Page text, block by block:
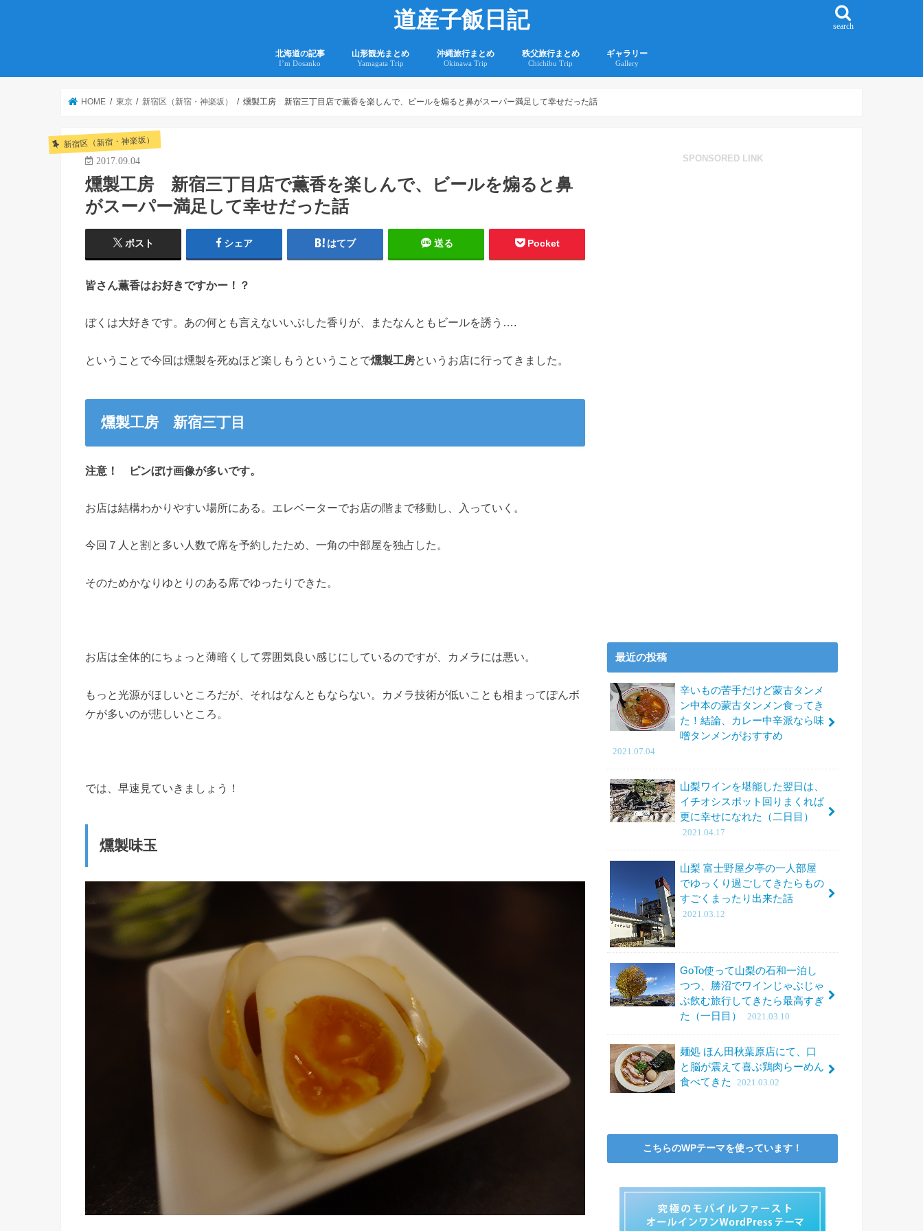
道産子飯日記 search
北海道の記事
I’m Dosanko
山形観光まとめ
Yamagata Trip
沖縄旅行まとめ
Okinawa Trip
秩父旅行まとめ
Chichibu Trip
ギャラリー
Gallery
HOME 東京 新宿区（新宿・神楽坂） 燻製工房 新宿三丁目店で薫香を楽しんで、ビールを煽ると鼻がスーパー満足して幸せだった話
新宿区（新宿・神楽坂）
2017.09.04
燻製工房 新宿三丁目店で薫香を楽しんで、ビールを煽ると鼻
がスーパー満足して幸せだった話
ポスト シェア はてブ 送る Pocket
皆さん薫香はお好きですかー！？
ぼくは大好きです。あの何とも言えないいぶした香りが、またなんともビールを誘う….
ということで今回は燻製を死ぬほど楽しもうということで燻製工房というお店に行ってきました。
燻製工房 新宿三丁目
注意！ ピンぼけ画像が多いです。
お店は結構わかりやすい場所にある。エレベーターでお店の階まで移動し、入っていく。
今回７人と割と多い人数で席を予約したため、一角の中部屋を独占した。
そのためかなりゆとりのある席でゆったりできた。
お店は全体的にちょっと薄暗くして雰囲気良い感じにしているのですが、カメラには悪い。
もっと光源がほしいところだが、それはなんともならない。カメラ技術が低いことも相まってぽんボ
ケが多いのが悲しいところ。
では、早速見ていきましょう！
燻製味玉
SPONSORED LINK
最近の投稿
辛いもの苦手だけど蒙古タンメ
ン中本の蒙古タンメン食ってき
た！結論、カレー中辛派なら味
噌タンメンがおすすめ
2021.07.04
山梨ワインを堪能した翌日は、
イチオシスポット回りまくれば
更に幸せになれた（二日目）
2021.04.17
山梨 富士野屋夕亭の一人部屋
でゆっくり過ごしてきたらもの
すごくまったり出来た話
2021.03.12
GoTo使って山梨の石和一泊し
つつ、勝沼でワインじゃぶじゃ
ぶ飲む旅行してきたら最高すぎ
た（一日目）
2021.03.10
麺処 ほん田秋葉原店にて、口
と脳が震えて喜ぶ鶏肉らーめん
食べてきた
2021.03.02
こちらのWPテーマを使っています！